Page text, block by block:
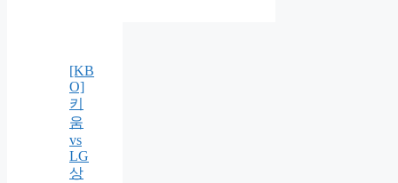
[KB
O]
키
움
vs
LG
상